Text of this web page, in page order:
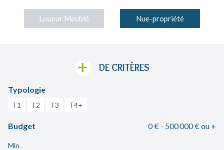
Loueur Meublé Nue-propriété
+ DE CRITÈRES
Typologie
T1 T2 T3 T4+
Budget 0 € - 500 000 €ou +
Min